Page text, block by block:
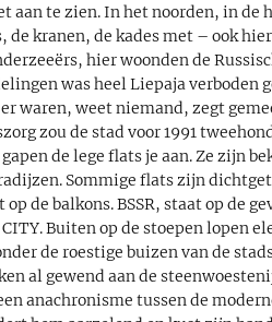
aan te zien. In het noorden, in de
de kranen, de kades met – ook
hier woonden de
was heel Liepaja verboden
waren, weet niemand, zegt
zou de stad voor 1991
de lege flats je aan. Ze zijn
Sommige flats zijn
op de balkons. BSSR, staat op de
Buiten op de stoepen lopen
de roestige buizen van de
al gewend aan de
anachronisme tussen de